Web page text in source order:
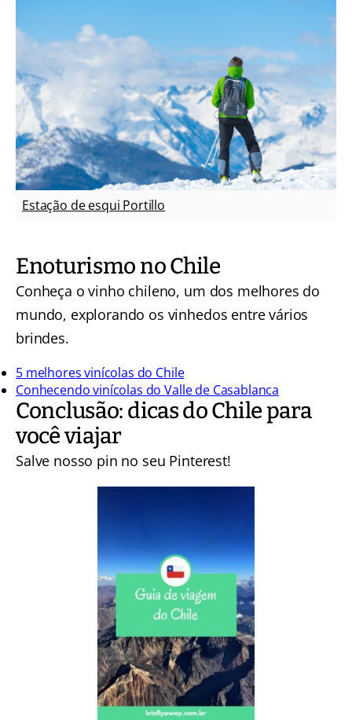
Estação de esqui Portillo
Enoturismo no Chile
Conheça o vinho chileno, um dos melhores do
mundo, explorando os vinhedos entre vários
brindes.
5 melhores vinícolas do Chile
Conhecendo vinícolas do Valle de Casablanca
Conclusão: dicas do Chile para
você viajar
Salve nosso pin no seu Pinterest!